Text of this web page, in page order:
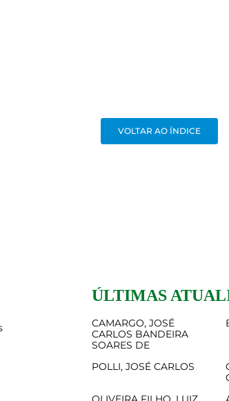
VOLTAR AO ÍNDICE
ÚLTIMAS
CAMARGO, JOSÉ
CARLOS BANDEIRA
SOARES DE
POLLI, JOSÉ CARLOS